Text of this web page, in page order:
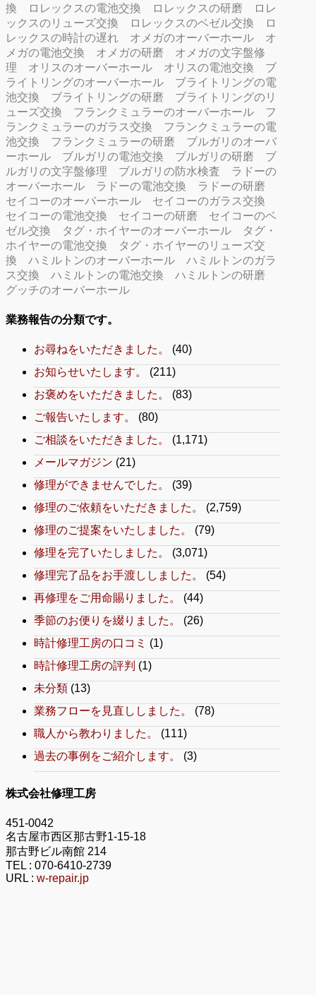
換
ロレックスの電池交換 ロレックスの研磨
ロレ
ックスのリューズ交換
ロレックスのベゼル交換
ロ
レックスの時計の遅れ
オメガのオーバーホール
オ
メガの電池交換
オメガの研磨
オメガの文字盤修
理
オリスのオーバーホール オリスの電池交換
ブ
ライトリングのオーバーホール
ブライトリングの電
池交換
ブライトリングの研磨
ブライトリングのリ
ューズ交換
フランクミュラーのオーバーホール
フ
ランクミュラーのガラス交換
フランクミュラーの電
池交換
フランクミュラーの研磨
ブルガリのオーバ
ーホール
ブルガリの電池交換 ブルガリの研磨
ブ
ルガリの文字盤修理
ブルガリの防水検査
ラドーの
オーバーホール
ラドーの電池交換
ラドーの研磨
セイコーのオーバーホール
セイコーのガラス交換
セイコーの電池交換
セイコーの研磨
セイコーのベ
ゼル交換
タグ・ホイヤーのオーバーホール
タグ・
ホイヤーの電池交換
タグ・ホイヤーのリューズ交
換
ハミルトンのオーバーホール
ハミルトンのガラ
ス交換
ハミルトンの電池交換
ハミルトンの研磨
グッチのオーバーホール
業務報告の分類です。
お尋ねをいただきました。
(40)
お知らせいたします。
(211)
お褒めをいただきました。
(83)
ご報告いたします。
(80)
ご相談をいただきました。
(1,171)
メールマガジン (21)
修理ができませんでした。
(39)
修理のご依頼をいただきました。
(2,759)
修理のご提案をいたしました。
(79)
修理を完了いたしました。
(3,071)
修理完了品をお手渡ししました。
(54)
再修理をご用命賜りました。
(44)
季節のお便りを綴りました。
(26)
時計修理工房の口コミ (1)
時計修理工房の評判 (1)
未分類 (13)
業務フローを見直ししました。
(78)
職人から教わりました。
(111)
過去の事例をご紹介します。
(3)
株式会社修理工房
451-0042
名古屋市西区那古野1-15-18
那古野ビル南館 214
TEL : 070-6410-2739
URL : w-repair.jp